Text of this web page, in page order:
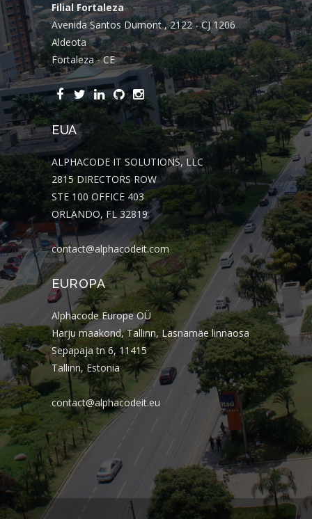
Filial Fortaleza
Avenida Santos Dumont , 2122 - CJ 1206
Aldeota
Fortaleza - CE
EUA
ALPHACODE IT SOLUTIONS, LLC
2815 DIRECTORS ROW
STE 100 OFFICE 403
ORLANDO, FL 32819
contact@alphacodeit.com
EUROPA
Alphacode Europe OÜ
Harju maakond, Tallinn, Lasnamäe linnaosa
Sepapaja tn 6, 11415
Tallinn, Estonia
contact@alphacodeit.eu